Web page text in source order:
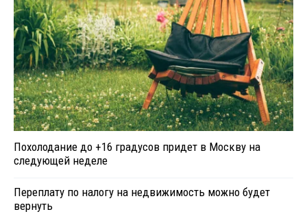
Похолодание до +16 градусов придет в Москву на
следующей неделе
Переплату по налогу на недвижимость можно будет
вернуть